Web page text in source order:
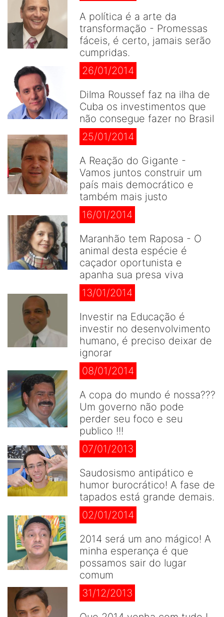
A política é a arte da
transformação - Promessas
fáceis, é certo, jamais serão
cumpridas.
26/01/2014
Dilma Roussef faz na ilha de
Cuba os investimentos que
não consegue fazer no Brasil
25/01/2014
A Reação do Gigante -
Vamos juntos construir um
país mais democrático e
também mais justo
16/01/2014
Maranhão tem Raposa - O
animal desta espécie é
caçador oportunista e
apanha sua presa viva
13/01/2014
Investir na Educação é
investir no desenvolvimento
humano, é preciso deixar de
ignorar
08/01/2014
A copa do mundo é nossa???
Um governo não pode
perder seu foco e seu
publico !!!
07/01/2013
Saudosismo antipático e
humor burocrático! A fase de
tapados está grande demais.
02/01/2014
2014 será um ano mágico! A
minha esperança é que
possamos sair do lugar
comum
31/12/2013